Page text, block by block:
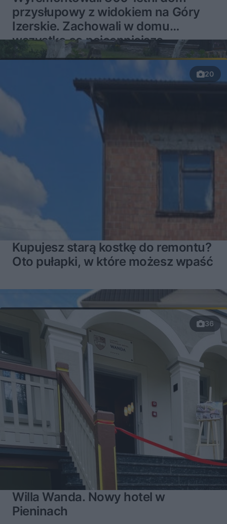
przysłupowy z widokiem na Góry
Izerskie. Zachowali w domu
wszystko co najcenniejsze
20
Kupujesz starą kostkę do remontu?
Oto pułapki, w które możesz wpaść
36
Willa Wanda. Nowy hotel w
Pieninach